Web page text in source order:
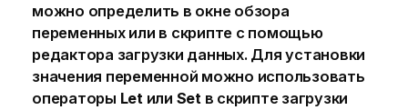
можно определить в окне обзора
переменных или в скрипте с помощью
редактора загрузки данных. Для установки
значения переменной можно использовать
операторы Letили Setв скрипте загрузки